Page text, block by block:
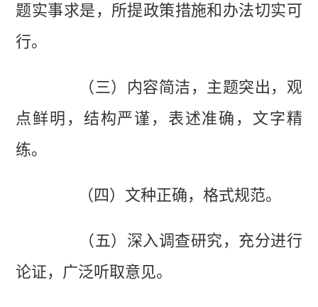
题实事求是，所提政策措施和办法切实可
行。
（三）内容简洁，主题突出，观
点鲜明，结构严谨，表述准确，文字精
练。
（四）文种正确，格式规范。
（五）深入调查研究，充分进行
论证，广泛听取意见。